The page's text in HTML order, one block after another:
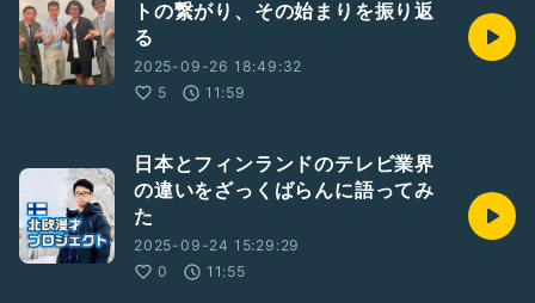
トの繋がり、その始まりを振り返
る
2025-09-26 18:49:32
5
11:59
日本とフィンランドのテレビ業界
の違いをざっくばらんに語ってみ
た
2025-09-24 15:29:29
0
11:55